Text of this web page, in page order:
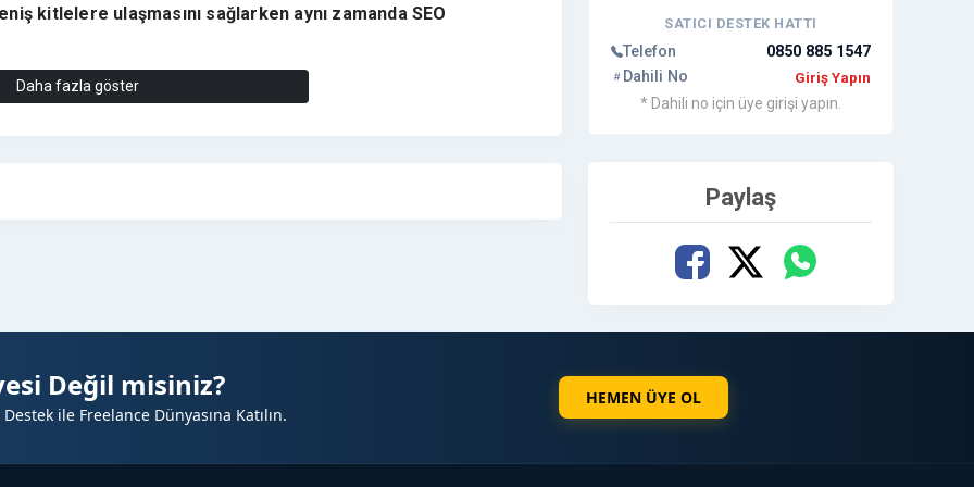
kitlelere ulaşmasını sağlarken aynı zamanda SEO
, farklı kategorilerde içerik tüketen kullanıcı kitlesi sayesinde
etkili bir yayın platformudur.
artırmak için güçlü bir tanıtım fırsatı!
Daha fazla göster
SATICI DESTEK HATTI
Telefon
0850 885 1547
Dahili No
Giriş Yapın
* Dahili no için üye girişi yapın.
Paylaş
Değil misiniz?
ile Freelance Dünyasına Katılın.
HEMEN ÜYE OL